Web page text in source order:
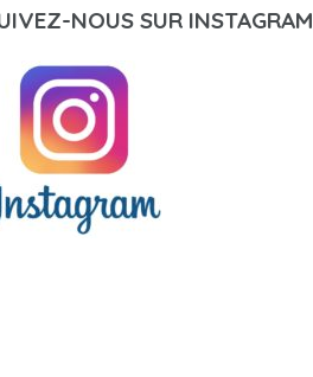
NOUS SUR INSTAGRAM